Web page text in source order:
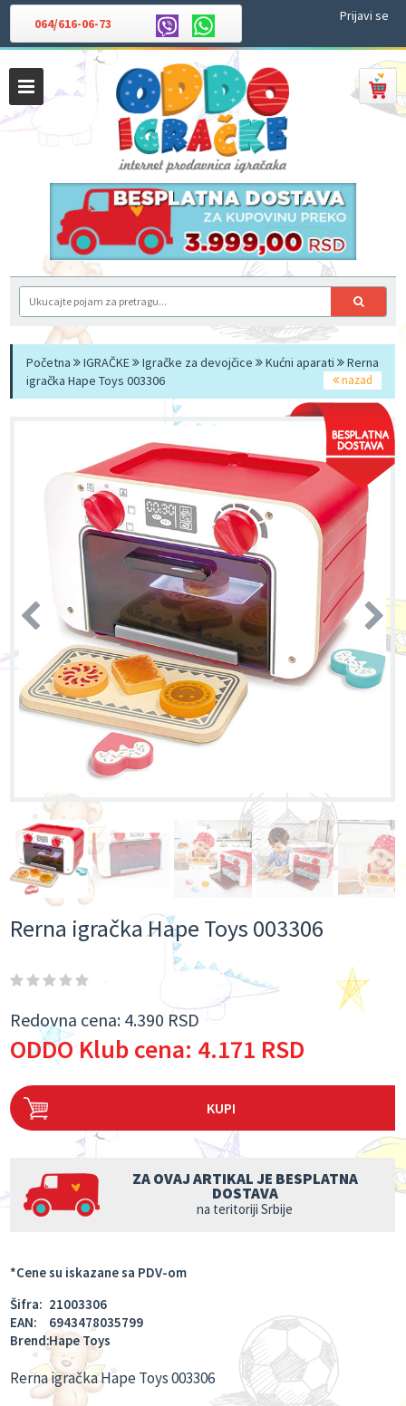
064/616-06-73 Prijavi se
Početna IGRAČKE Igračke za devojčice Kućni aparati Rerna
igračka Hape Toys 003306
nazad
Rerna igračka Hape Toys 003306
Redovna cena: 4.390 RSD
ODDO Klub cena: 4.171 RSD
KUPI
ZA OVAJ ARTIKAL JE BESPLATNA
DOSTAVA
na teritoriji Srbije
*Cene su iskazane sa PDV-om
Šifra: 21003306
EAN:
6943478035799
Brend:Hape Toys
Rerna igračka Hape Toys 003306